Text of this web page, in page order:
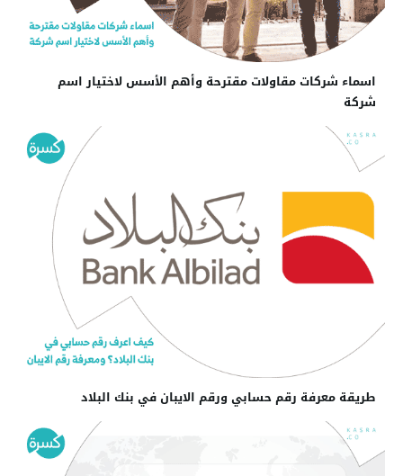
اسماء شركات مقاولات مقترحة وأهم الأسس لاختيار اسم
شركة
طريقة معرفة رقم حسابي ورقم الايبان في بنك البلاد